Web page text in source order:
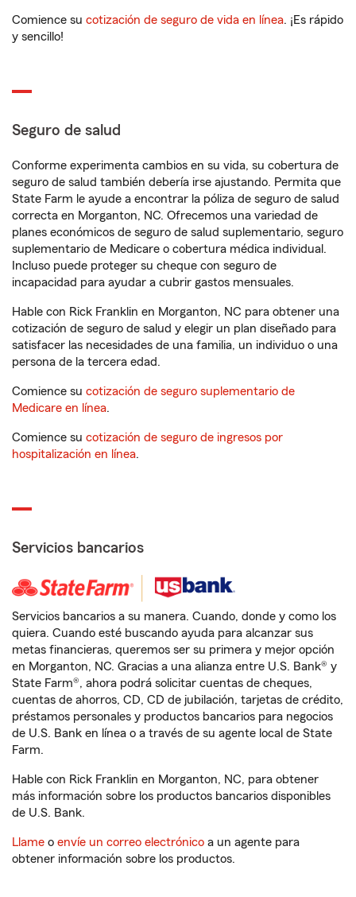
Comience su cotización de seguro de vida en línea. ¡Es rápido
y sencillo!
Seguro de salud
Conforme experimenta cambios en su vida, su cobertura de
seguro de salud también debería irse ajustando. Permita que
State Farm le ayude a encontrar la póliza de seguro de salud
correcta en Morganton, NC. Ofrecemos una variedad de
planes económicos de seguro de salud suplementario, seguro
suplementario de Medicare o cobertura médica individual.
Incluso puede proteger su cheque con seguro de
incapacidad para ayudar a cubrir gastos mensuales.
Hable con Rick Franklin en Morganton, NC para obtener una
cotización de seguro de salud y elegir un plan diseñado para
satisfacer las necesidades de una familia, un individuo o una
persona de la tercera edad.
Comience su cotización de seguro suplementario de
Medicare en línea.
Comience su cotización de seguro de ingresos por
hospitalización en línea.
Servicios bancarios
Servicios bancarios a su manera. Cuando, donde y como los
quiera. Cuando esté buscando ayuda para alcanzar sus
metas financieras, queremos ser su primera y mejor opción
en Morganton, NC. Gracias a una alianza entre U.S. Bank® y
State Farm®, ahora podrá solicitar cuentas de cheques,
cuentas de ahorros, CD, CD de jubilación, tarjetas de crédito,
préstamos personales y productos bancarios para negocios
de U.S. Bank en línea o a través de su agente local de State
Farm.
Hable con Rick Franklin en Morganton, NC, para obtener
más información sobre los productos bancarios disponibles
de U.S. Bank.
Llame o envíe un correo electrónico a un agente para
obtener información sobre los productos.